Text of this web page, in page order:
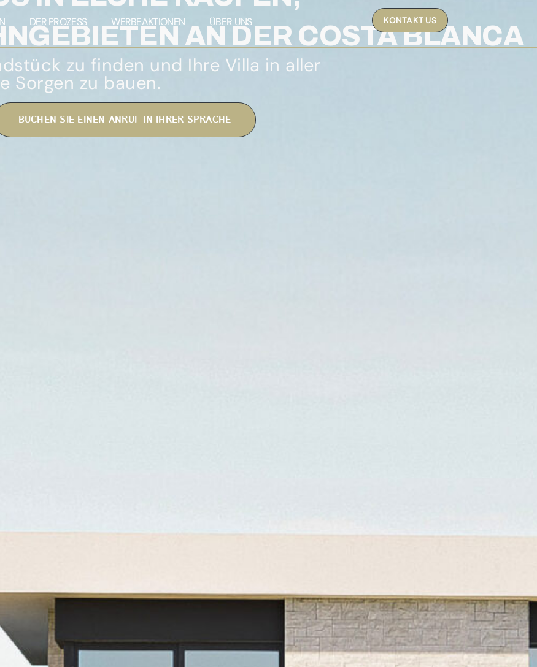
DER PROZESS WERBEAKTIONEN ÜBER UNS KONTAKT US
AN DER COSTA BLANCA
zu finden und Ihre Villa in aller
Sorgen zu bauen.
BUCHEN SIE EINEN ANRUF IN IHRER SPRACHE